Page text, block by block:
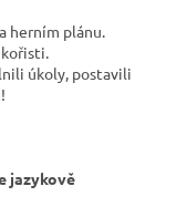
herním plánu.
úkoly, postavili
jazykově